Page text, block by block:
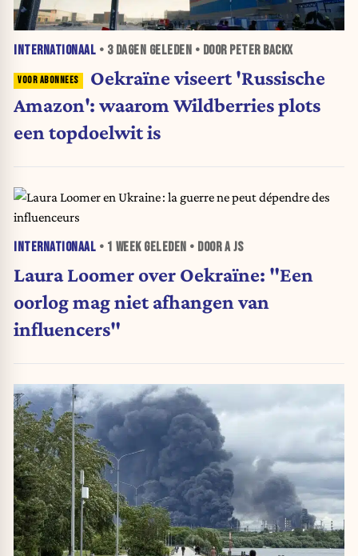
INTERNATIONAAL • 3 DAGEN GELEDEN • DOOR PETER BACKX
Oekraïne viseert 'Russische
Amazon': waarom Wildberries plots
een topdoelwit is
INTERNATIONAAL • 1 WEEKGELEDEN • DOOR A JS
Laura Loomer over Oekraïne: "Een
oorlog mag niet afhangen van
influencers"